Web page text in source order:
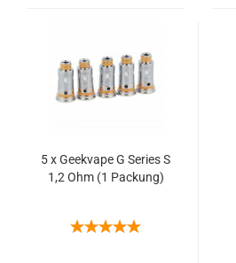
5 x Geekvape G Series S
1,2 Ohm (1 Packung)